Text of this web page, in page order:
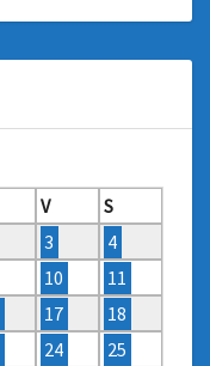
V
S
3
4
10
11
17
18
24
25